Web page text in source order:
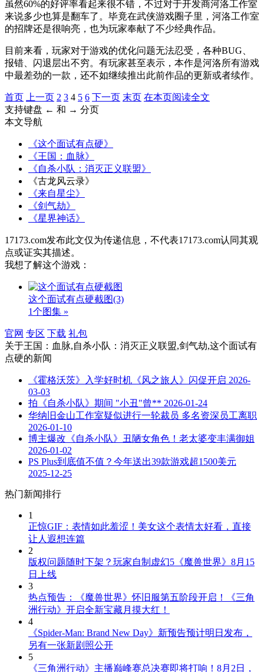
虽然60%的好评率看起来很不错，不过对于开发商河洛工作室
来说多少也算是翻车了。毕竟在武侠游戏圈子里，河洛工作室
的招牌还是很响亮，也为玩家奉献了不少经典作品。
目前来看，玩家对于游戏的优化问题无法忍受，各种BUG
报错、闪退层出不穷。有玩家甚至表示，本作是河洛所有游戏
中最差劲的一款，还不如继续推出此前作品的更新或者续作。
首页 上一页 2 3 4 5 6 下一页 末页 在本页阅读全文
支持键盘 ← 和 → 分页
本文导航
《这个面试有点硬》
《王国：血脉》
《自杀小队：消灭正义联盟》
《古龙风云录》
《来自星尘》
《剑气劫》
《星界神话》
17173.com发布此文仅为传递信息，不代表17173.com认同其观
点或证实其描述。
我想了解这个游戏：
这个面试有点硬截图(3)
1个图集 »
官网 专区 下载 礼包
关于王国：血脉,自杀小队：消灭正义联盟,剑气劫,这个面试有
点硬的新闻
《霍格沃茨》入学好时机《风之旅人》闪促开启 2026-
03-03
拍《自杀小队》期间 "小丑"曾** 2026-01-24
华纳旧金山工作室疑似进行一轮裁员 多名资深员工离职
2026-01-10
博主爆改《自杀小队》丑陋女角色！老太婆变丰满御姐
2026-01-02
PS Plus到底值不值？今年送出39款游戏超1500美元
2025-12-25
热门新闻排行
1
正惊GIF：表情如此羞涩！美女这个表情太好看，直接
让人遐想连篇
2
版权问题随时下架？玩家自制虚幻5《魔兽世界》8月15
日上线
3
热点预告：《魔兽世界》怀旧服第五阶段开启！《三角
洲行动》开启全新宝藏月摸大红！
4
《Spider-Man: Brand New Day》新预告预计明日发布，
另有一张新剧照公开
5
《三角洲行动》主播巅峰赛总决赛即将打响！8月2日，